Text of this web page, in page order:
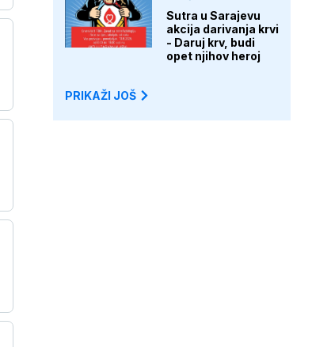
Sutra u Sarajevu
akcija darivanja krvi
- Daruj krv, budi
opet njihov heroj
PRIKAŽI JOŠ